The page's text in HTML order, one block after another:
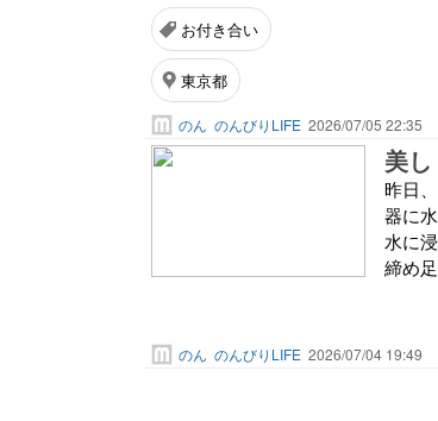
お付き合い
東京都
のん のんびりLIFE 2026/07/05 22:35
美
昨日
器に
水に
締め
のん のんびりLIFE 2026/07/04 19:49